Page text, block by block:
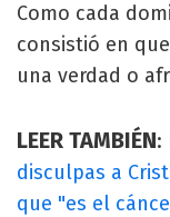
Como cada
consistió en
una verdad o
LEER TAMBIÉN:
disculpas a
que "es el